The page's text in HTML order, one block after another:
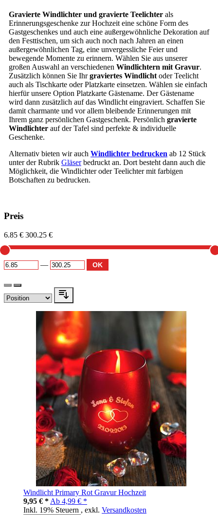
Gravierte Windlichter und gravierte Teelichter als
Erinnerungsgeschenke zur Hochzeit eine schöne Form des
Gastgeschenkes und auch eine außergewöhnliche Dekoration auf
den Festtischen, um sich auch noch nach Jahren an einen
außergewöhnlichen Tag, eine unvergessliche Feier und
bewegende Momente zu erinnern. Wählen Sie aus unserer
großen Auswahl an verschiedenen Windlichtern mit Gravur.
Zusätzlich können Sie Ihrgraviertes Windlicht oder Teelicht
auch als Tischkarte oder Platzkarte einsetzen. Wählen sie einfach
hierfür unsere Option Platzkarte Gästename. Der Gästename
wird dann zusätzlich auf das Windlicht eingraviert. Schaffen Sie
damit charmante und vor allem bleibende Erinnerungen mit
Ihrem ganz persönlichen Gastgeschenk. Persönlich gravierte
Windlichter auf der Tafel sind perfekte & individuelle
Geschenke.
Alternativ bieten wir auch Windlichter bedrucken ab 12 Stück
unter der Rubrik Gläserbedruckt an. Dort besteht dann auch die
Möglichkeit, die Windlichter oder Teelichter mit farbigen
Botschaften zu bedrucken.
Preis
6.85 € 300.25 €
— OK
Windlicht Primary Rot Gravur Hochzeit
9,95 € * Ab 4,99 € *
Inkl. 19% Steuern , exkl. Versandkosten